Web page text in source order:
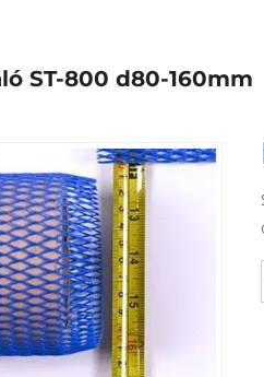
ST-800 d80-160mm